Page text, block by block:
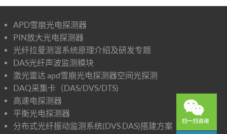
APD雪崩光电探测器
PIN放大光电探测器
光纤拉曼测温系统原理介绍及研发专题
DAS光纤声波监测模块
激光雷达 apd雪崩光电探测器空间光探测
DAQ采集卡（DAS/DVS/DTS)
高速电探测器
平衡光电探测器
分布式光纤振动监测系统(DVS DAS)搭建方案